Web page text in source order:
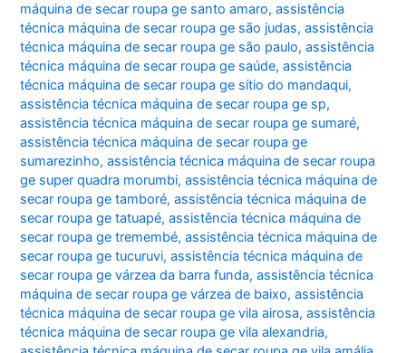
máquina de secar roupa ge santo amaro,assistência
técnica máquina de secar roupa ge são judas,assistência
técnica máquina de secar roupa ge são paulo,assistência
técnica máquina de secar roupa ge saúde,assistência
técnica máquina de secar roupa ge sítio do mandaqui,
assistência técnica máquina de secar roupa ge sp,
assistência técnica máquina de secar roupa ge sumaré,
assistência técnica máquina de secar roupa ge
sumarezinho,assistência técnica máquina de secar roupa
ge super quadra morumbi,assistência técnica máquina de
secar roupa ge tamboré,assistência técnica máquina de
secar roupa ge tatuapé,assistência técnica máquina de
secar roupa ge tremembé,assistência técnica máquina de
secar roupa ge tucuruvi,assistência técnica máquina de
secar roupa ge várzea da barra funda,assistência técnica
máquina de secar roupa ge várzea de baixo,assistência
técnica máquina de secar roupa ge vila airosa,assistência
técnica máquina de secar roupa ge vila alexandria,